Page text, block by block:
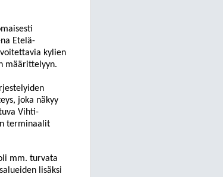
Etelä-
kylien
määrittelyyn.
joka näkyy
Vihti-
terminaalit
mm. turvata
lisäksi